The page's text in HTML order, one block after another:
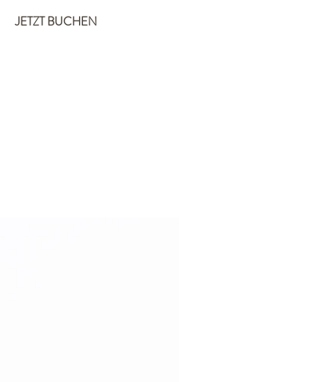
JETZT BUCHEN